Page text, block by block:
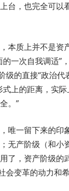
台，也完全可以
本质上并不是资
一次自我调适”
的直接“政治代
上的距离，实
。”
唯一留下来的印
无产阶级（和小
了，资产阶级的
会变革的动力和